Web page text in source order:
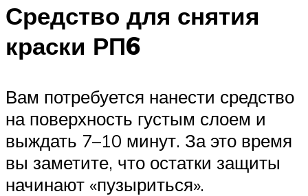
Средство для снятия
краски РП6
Вам потребуется нанести средство
на поверхность густым слоем и
выждать 7–10 минут. За это время
вы заметите, что остатки защиты
начинают «пузыриться».